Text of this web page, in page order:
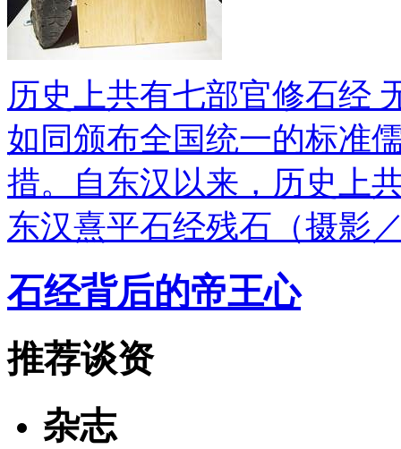
历史上共有七部官修石经
如同颁布全国统一的标准
措。自东汉以来，历史上
东汉熹平石经残石（摄影
石经背后的帝王心
推荐谈资
杂志